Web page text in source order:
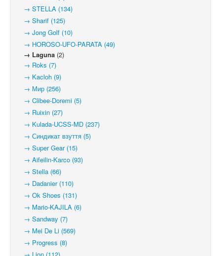
→ STELLA (134)
→ Sharif (125)
→ Jong Golf (10)
→ HOROSO-UFO-PARATA (49)
→ Laguna (2)
→ Roks (7)
→ Kacloh (9)
→ Мир (256)
→ Clibee-Doremi (5)
→ Ruixin (27)
→ Kulada-UCSS-MD (237)
→ Синдикат взуття (5)
→ Super Gear (15)
→ Aifeilin-Karco (93)
→ Stella (66)
→ Dadanier (110)
→ Ok Shoes (131)
→ Mario-KAJILA (6)
→ Sandway (7)
→ Mei De Li (569)
→ Progress (8)